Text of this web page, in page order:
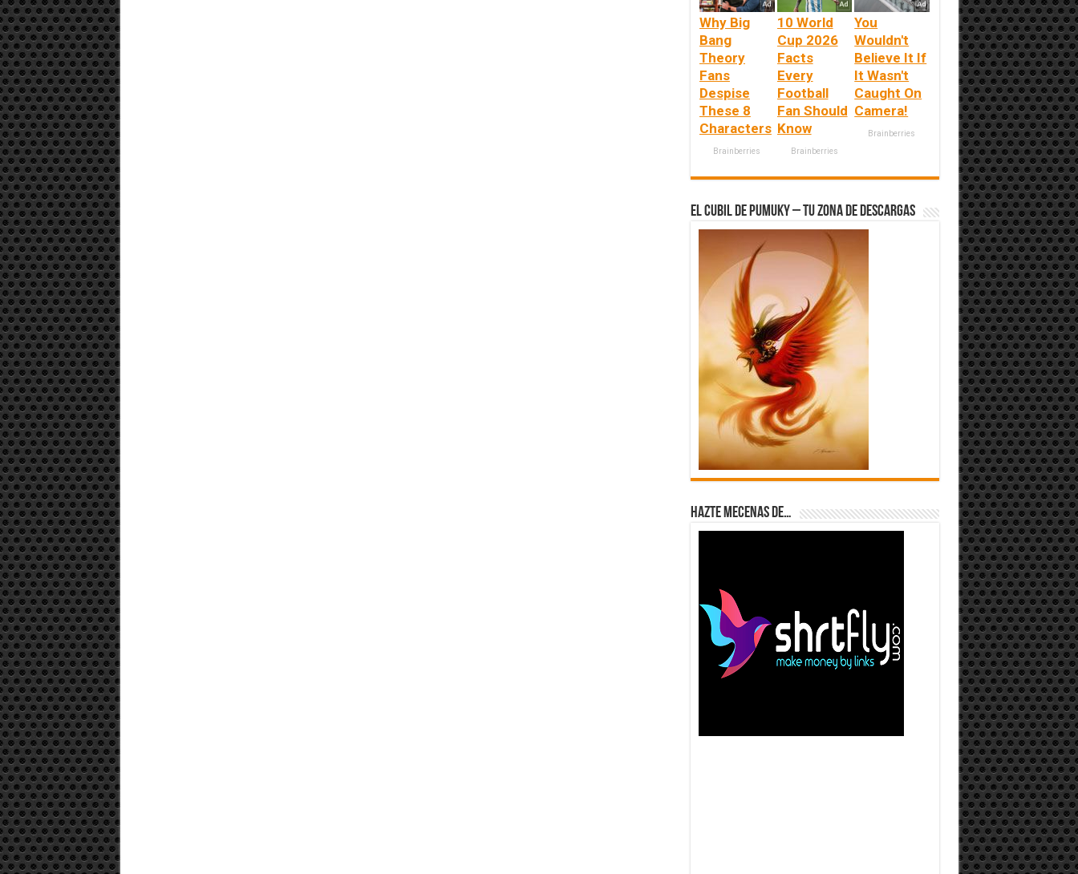
Why Big
Bang
Theory
Fans
Despise
These 8
Characters
Brainberries
10 World
Cup 2026
Facts
Every
Football
Fan Should
Know
Brainberries
You
Wouldn't
Believe It If
It Wasn't
Caught On
Camera!
Brainberries
El Cubil de Pumuky – Tu zona de Descargas
Hazte Mecenas de…